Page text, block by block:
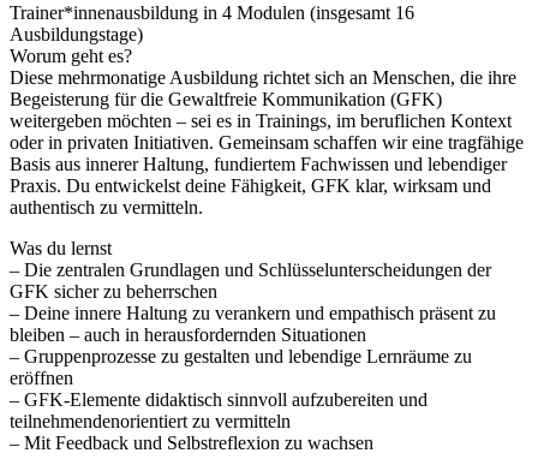
Trainer*innenausbildung in 4 Modulen (insgesamt 16
Ausbildungstage)
Worum geht es?
Diese mehrmonatige Ausbildung richtet sich an Menschen, die ihre
Begeisterung für die Gewaltfreie Kommunikation (GFK)
weitergeben möchten – sei es in Trainings, im beruflichen Kontext
oder in privaten Initiativen. Gemeinsam schaffen wir eine tragfähige
Basis aus innerer Haltung, fundiertem Fachwissen und lebendiger
Praxis. Du entwickelst deine Fähigkeit, GFK klar, wirksam und
authentisch zu vermitteln.
Was du lernst
– Die zentralen Grundlagen und Schlüsselunterscheidungen der
GFK sicher zu beherrschen
– Deine innere Haltung zu verankern und empathisch präsent zu
bleiben – auch in herausfordernden Situationen
– Gruppenprozesse zu gestalten und lebendige Lernräume zu
eröffnen
– GFK-Elemente didaktisch sinnvoll aufzubereiten und
teilnehmendenorientiert zu vermitteln
– Mit Feedback und Selbstreflexion zu wachsen